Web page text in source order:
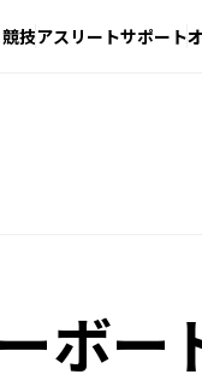
技アスリートサポート
ボー